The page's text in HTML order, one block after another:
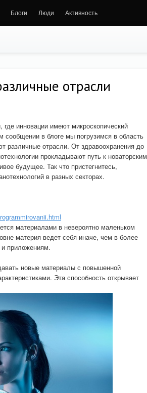
Блоги Люди Активность
отрасли
инновации имеют микроскопический
в блоге мы погрузимся в область
различные отрасли. От здравоохранения до
прокладывают путь к новаторским
будущее. Так что пристегнитесь,
в разных секторах.
материалами в невероятно маленьком
материя ведет себя иначе, чем в более
приложениям.
новые материалы с повышенной
Эта способность открывает